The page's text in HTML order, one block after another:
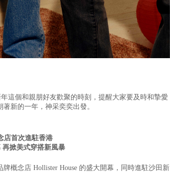
這個和親朋好友歡聚的時刻， 提醒大家要及時和摯愛
著新的一年，神采奕奕出發。
店首次進駐香港
掀美式穿搭新風暴
概念店 Hollister House 的盛大開幕，同時進駐沙田新